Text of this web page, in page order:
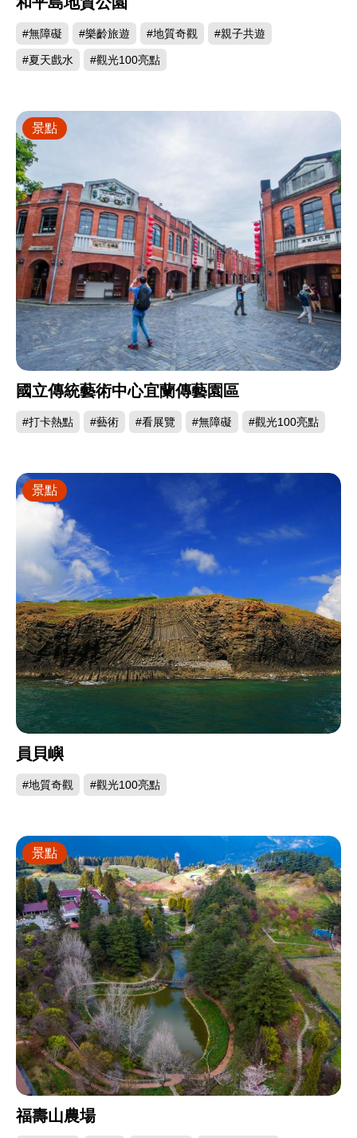
#無障礙 #樂齡旅遊 #地質奇觀 #親子共遊
#夏天戲水 #觀光100亮點
國立傳統藝術中心宜蘭傳藝園區
#打卡熱點 #藝術 #看展覽 #無障礙 #觀光100亮點
景點
員貝嶼
#地質奇觀 #觀光100亮點
景點
福壽山農場
景點